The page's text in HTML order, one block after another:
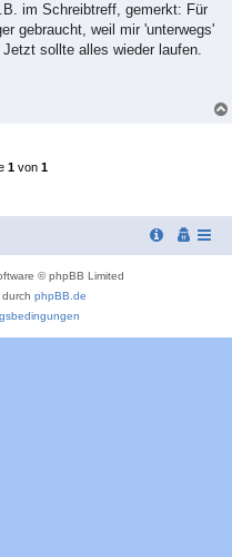
im Schreibtreff, gemerkt: Für
gebraucht, weil mir 'unterwegs'
sollte alles wieder laufen.
1 von 1
© phpBB Limited
phpBB.de